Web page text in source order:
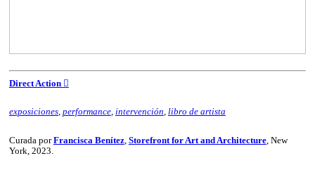
Direct Action ︎︎︎
exposiciones, performance, intervención, libro de artista
Curada porFrancisca Benítez, Storefront for Art and Architecture, New
York, 2023.